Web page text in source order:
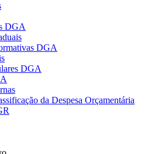
DGA
DGA
DGA
da Despesa Orçamentária